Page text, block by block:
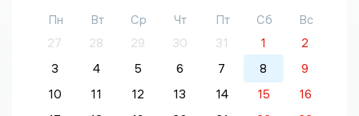
Пн Вт Ср Чт Пт Сб
Вс
27
28 29 30 31 1
2
3
4 5 6 7 8
9
10
11 12 13 14 15
16